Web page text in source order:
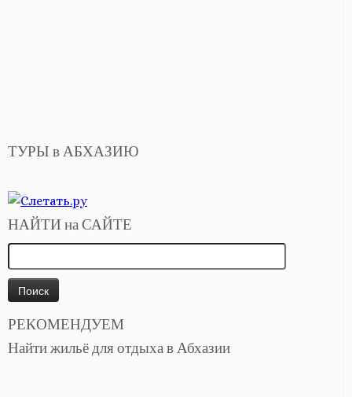
ТУРЫ в АБХАЗИЮ
НАЙТИ на САЙТЕ
РЕКОМЕНДУЕМ
Найти жильё для отдыха в Абхазии